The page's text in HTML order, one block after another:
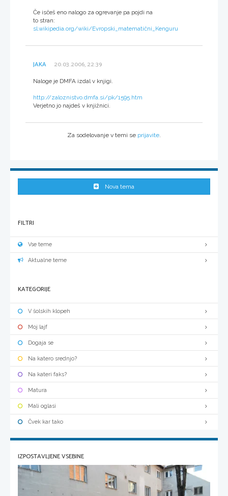
Če isčeš eno nalogo za ogrevanje pa pojdi na
to stran:
sl.wikipedia.org/wiki/Evropski_matematični_Kenguru
JAKA 20.03.2006, 22:39
Naloge je DMFA izdal v knjigi.
http://zaloznistvo.dmfa.si/pk/1595.htm
Verjetno jo najdeš v knjižnici.
Za sodelovanje v temi se prijavite
Nova tema
FILTRI
Vse teme
Aktualne teme
KATEGORIJE
V šolskih klopeh
Moj lajf
Dogaja se
Na katero srednjo?
Na kateri faks?
Matura
Mali oglasi
Čvek kar tako
IZPOSTAVLJENE VSEBINE